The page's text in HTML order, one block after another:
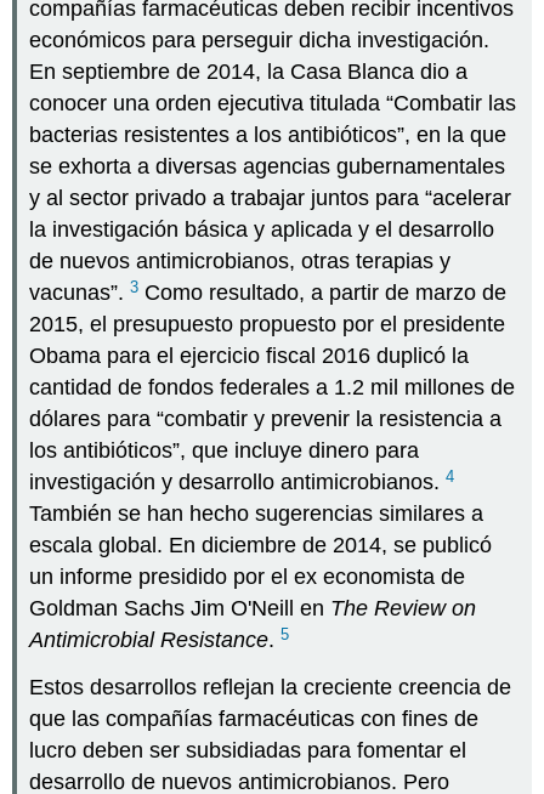
compañías farmacéuticas deben recibir incentivos
económicos para perseguir dicha investigación.
En septiembre de 2014, la Casa Blanca dio a
conocer una orden ejecutiva titulada “Combatir las
bacterias resistentes a los antibióticos”, en la que
se exhorta a diversas agencias gubernamentales
y al sector privado a trabajar juntos para “acelerar
la investigación básica y aplicada y el desarrollo
de nuevos antimicrobianos, otras terapias y
vacunas”.3 Como resultado, a partir de marzo de
2015, el presupuesto propuesto por el presidente
Obama para el ejercicio fiscal 2016 duplicó la
cantidad de fondos federales a 1.2 mil millones de
dólares para “combatir y prevenir la resistencia a
los antibióticos”, que incluye dinero para
investigación y desarrollo antimicrobianos.4
También se han hecho sugerencias similares a
escala global. En diciembre de 2014, se publicó
un informe presidido por el ex economista de
Goldman Sachs Jim O'Neill en The Review on
Antimicrobial Resistance.5
Estos desarrollos reflejan la creciente creencia de
que las compañías farmacéuticas con fines de
lucro deben ser subsidiadas para fomentar el
desarrollo de nuevos antimicrobianos. Pero